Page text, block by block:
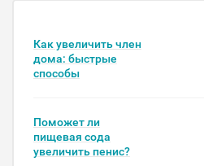
Как увеличить член
дома: быстрые
способы
Поможет ли
пищевая сода
увеличить пенис?